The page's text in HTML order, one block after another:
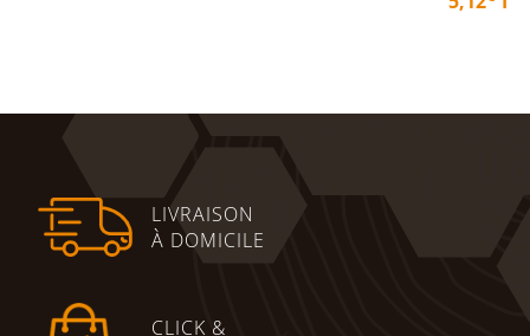
LIVRAISON
À DOMICILE
CLICK &